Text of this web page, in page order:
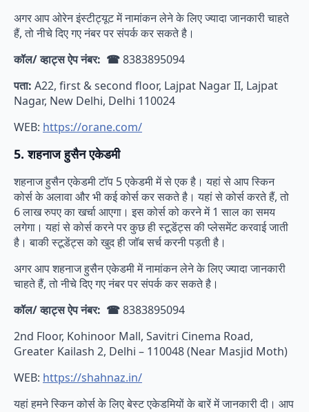
अगर आप ओरेन इंस्टीट्यूट में नामांकन लेने के लिए ज्यादा जानकारी चाहते
हैं, तो नीचे दिए गए नंबर पर संपर्क कर सकते है।
कॉल/ व्हाट्स ऐप नंबर: ☎8383895094
पता: A22, first & second floor, Lajpat Nagar II, Lajpat
Nagar, New Delhi, Delhi 110024
WEB: https://orane.com/
5. शहनाज हुसैन एकेडमी
शहनाज हुसैन एकेडमी टॉप 5 एकेडमी में से एक है। यहां से आप स्किन
कोर्स के अलावा और भी कई कोर्स कर सकते है। यहां से कोर्स करते हैं, तो
6 लाख रुपए का खर्चा आएगा। इस कोर्स को करने में 1 साल का समय
लगेगा। यहां से कोर्स करने पर कुछ ही स्टूडेंट्स की प्लेसमेंट करवाई जाती
है। बाकी स्टूडेंट्स को खुद ही जॉब सर्च करनी पड़ती है।
अगर आप शहनाज हुसैन एकेडमी में नामांकन लेने के लिए ज्यादा जानकारी
चाहते हैं, तो नीचे दिए गए नंबर पर संपर्क कर सकते है।
कॉल/ व्हाट्स ऐप नंबर: ☎8383895094
2nd Floor, Kohinoor Mall, Savitri Cinema Road,
Greater Kailash 2, Delhi – 110048 (Near Masjid Moth)
WEB: https://shahnaz.in/
यहां हमने स्किन कोर्स के लिए बेस्ट एकेडमियों के बारें में जानकारी दी। आप